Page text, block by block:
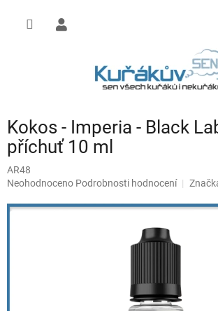
Kokos - Imperia - Black
příchuť 10 ml
AR48
Průměrné
produktu
Neohodnoceno Podrobnosti hodnocení